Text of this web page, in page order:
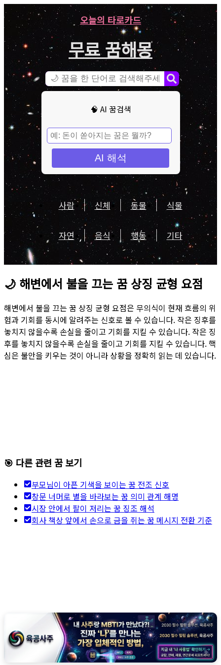
오늘의 타로카드
무료 꿈해몽
🧠 AI 꿈검색
AI 해석
사람 신체 동물 식물
자연 음식 행동 기타
🌙 해변에서 불을 끄는 꿈 상징 균형 요점
해변에서 불을 끄는 꿈 상징 균형 요점은 무의식이 현재 흐름의 위
험과 기회를 동시에 알려주는 신호로 볼 수 있습니다. 작은 징후를
놓치지 않을수록 손실을 줄이고 기회를 지킬 수 있습니다. 작은 징
후를 놓치지 않을수록 손실을 줄이고 기회를 지킬 수 있습니다. 핵
심은 불안을 키우는 것이 아니라 상황을 정확히 읽는 데 있습니다.
🎯 다른 관련 꿈 보기
부모님이 아픈 기색을 보이는 꿈 전조 신호
창문 너머로 별을 바라보는 꿈 의미 관계 해명
시장 안에서 팔이 저리는 꿈 징조 해석
회사 책상 앞에서 손으로 금을 쥐는 꿈 메시지 전환 기준